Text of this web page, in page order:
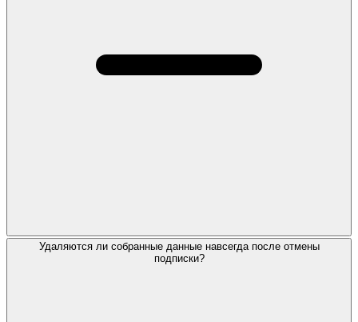
Удаляются ли собранные данные навсегда после отмены
подписки?